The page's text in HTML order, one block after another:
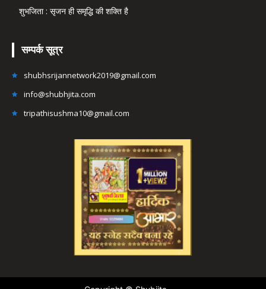
शुभजिता : सृजन ही समृद्धि की शक्ति है
सम्पर्क सूत्र
shubhsrijannetwork2019@gmail.com
info@shubhjita.com
tripathisushma10@gmail.com